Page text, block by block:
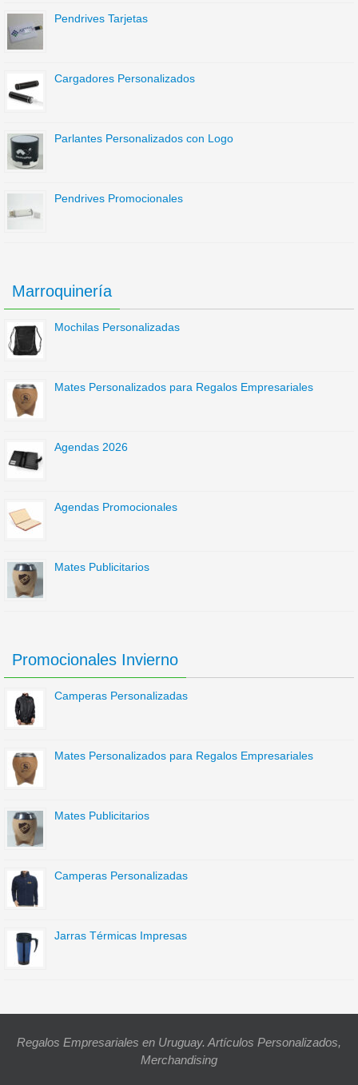
Pendrives Tarjetas
Cargadores Personalizados
Parlantes Personalizados con Logo
Pendrives Promocionales
Marroquinería
Mochilas Personalizadas
Mates Personalizados para Regalos Empresariales
Agendas 2026
Agendas Promocionales
Mates Publicitarios
Promocionales Invierno
Camperas Personalizadas
Mates Personalizados para Regalos Empresariales
Mates Publicitarios
Camperas Personalizadas
Jarras Térmicas Impresas
Regalos Empresariales en Uruguay. Artículos Personalizados,
Merchandising